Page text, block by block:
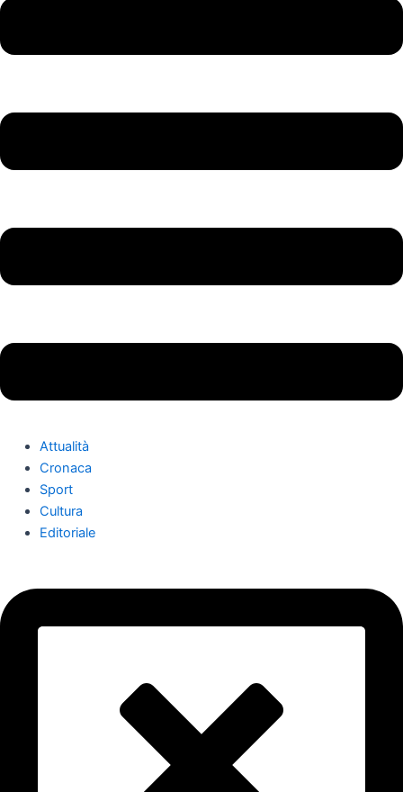
Attualità
Cronaca
Sport
Cultura
Editoriale